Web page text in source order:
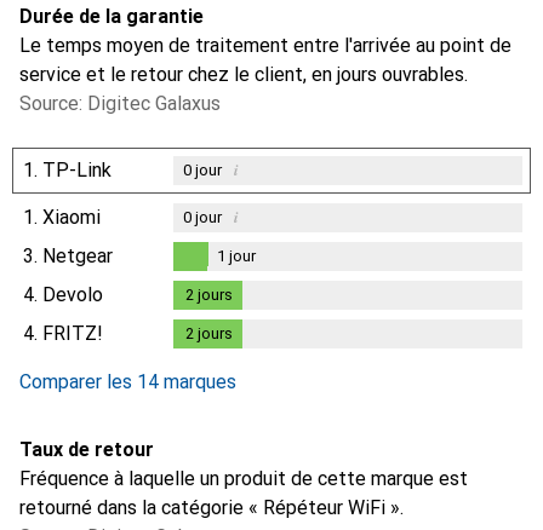
Durée de la garantie
Le temps moyen de traitement entre l'arrivée au point de
service et le retour chez le client, en jours ouvrables.
Source: Digitec Galaxus
1. TP-Link 0jour i
1. Xiaomi 0jour i
3. Netgear
jour
1 jour
4. Devolo 2 jours
4. FRITZ! 2 jours
Comparer les 14 marques
Taux de retour
Fréquence à laquelle un produit de cette marque est
retourné dans la catégorie « Répéteur WiFi ».